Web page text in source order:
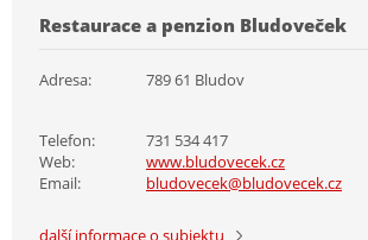
Restaurace a penzion Bludoveček
Adresa: 789 61 Bludov
Telefon:
731 534 417
Web:
www.bludovecek.cz
Email:
bludovecek@bludovecek.cz
další informace o subjektu